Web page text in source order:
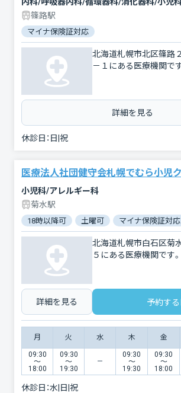
篠路駅
マイナ保険証対応
北海道札幌市北区篠路
－１にある医療機関です
詳細を見る
休診日： 日|祝
医療法人社団健守会札幌でむら小児
小児科/アレルギー科
菊水駅
18時以降可 土曜可 マイナ保険証対応
北海道札幌市白石区菊
５にある医療機関です。
詳細を見る 予約する
月 火 水 木 金
09:30
〜
18:00
09:30
〜
19:30
09:30
〜
19:30
09:30
〜
18:00
休診日：水|日|祝